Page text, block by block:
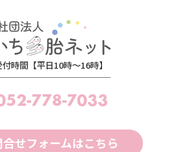
時間【平日10時～16時】
778-7033
合せフォームはこちら